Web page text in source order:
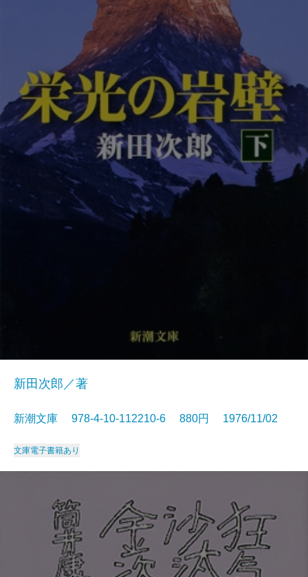
新田次郎／著
新潮文庫 978-4-10-112210-6 880円 1976/11/02
文庫電子書籍あり